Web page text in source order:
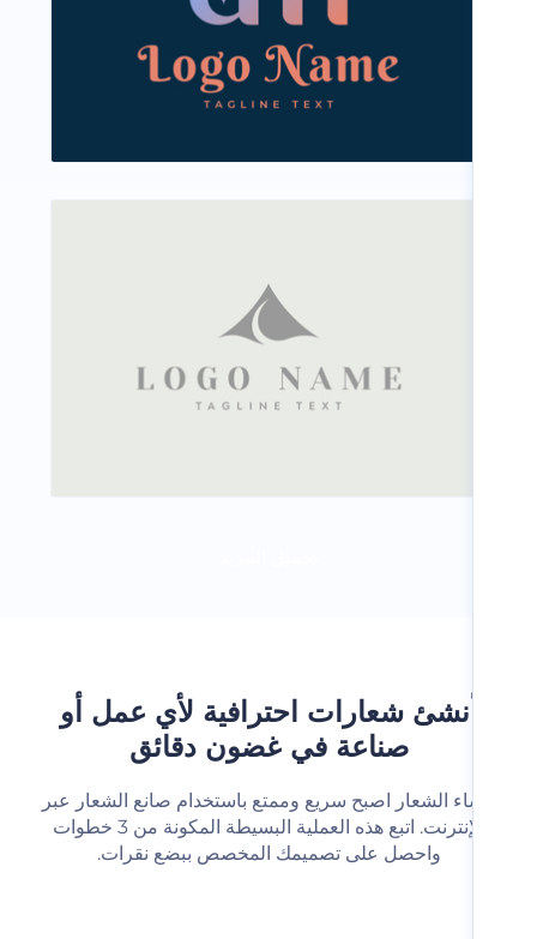
شعارات احترافية لأي عمل أو
صناعة في غضون دقائق
الشعار اصبح سريع وممتع باستخدام صانع الشعار عبر
الإنترنت. اتبع هذه العملية البسيطة المكونة من 3 خطوات
واحصل على تصميمك المخصص ببضع نقرات.‬